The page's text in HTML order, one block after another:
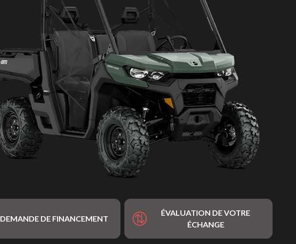
DEMANDE DE FINANCEMENT
ÉVALUATION DE VOTRE
ÉCHANGE